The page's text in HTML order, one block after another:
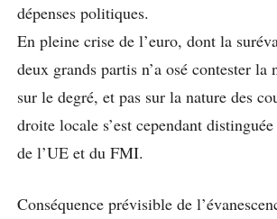
dépenses politiques.
En pleine crise de l’euro, dont la
deux grands partis n’a osé contester
sur le degré, et pas sur la nature des
droite locale s’est cependant
de l’UE et du FMI.
Conséquence prévisible de